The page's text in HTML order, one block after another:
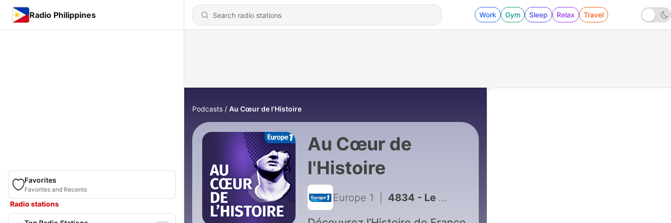
Radio Philippines Work Gym Sleep Relax Travel
Favorites
Favorites and Recents
Radio stations
Podcasts Au Cœur de l'Histoire
Au Cœur de
l'Histoire
Europe 1 4834 - Le Père Lachaise, le cimetière le plus visité du monde